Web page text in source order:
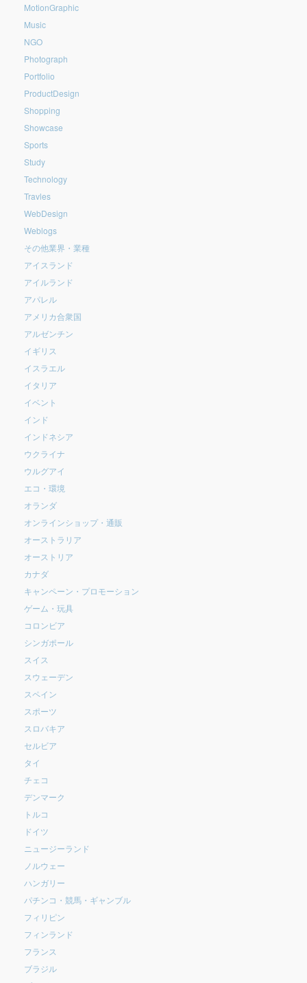
MotionGraphic
Music
NGO
Photograph
Portfolio
ProductDesign
Shopping
Showcase
Sports
Study
Technology
Travles
WebDesign
Weblogs
その他業界・業種
アイスランド
アイルランド
アパレル
アメリカ合衆国
アルゼンチン
イギリス
イスラエル
イタリア
イベント
インド
インドネシア
ウクライナ
ウルグアイ
エコ・環境
オランダ
オンラインショップ・通販
オーストラリア
オーストリア
カナダ
キャンペーン・プロモーション
ゲーム・玩具
コロンビア
シンガポール
スイス
スウェーデン
スペイン
スポーツ
スロバキア
セルビア
タイ
チェコ
デンマーク
トルコ
ドイツ
ニュージーランド
ノルウェー
ハンガリー
パチンコ・競馬・ギャンブル
フィリピン
フィンランド
フランス
ブラジル